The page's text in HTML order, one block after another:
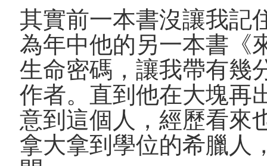
其實前一本書沒讓我記
為年中他的另一本書《
生命密碼，讓我帶有幾
作者。直到他在大塊再
意到這個人，經歷看來
拿大拿到學位的希臘人